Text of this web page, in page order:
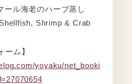
ール海老のハーブ蒸し
Shrimp & Crab
ーム】
yoyaku/net_booki